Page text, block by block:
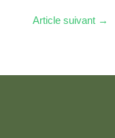
Article suivant →